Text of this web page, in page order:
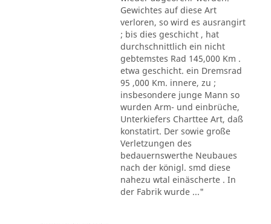
Gewichtes auf diese Art
verloren, so wird es ausrangirt
; bis dies geschicht , hat
durchschnittlich ein nicht
gebtemstes Rad 145,000 Km .
etwa geschicht. ein Dremsrad
95 ,000 Km. innere, zu ;
insbesondere junge Mann so
wurden Arm- und einbrüche,
Unterkiefers Charttee Art, daß
konstatirt. Der sowie große
Verletzungen des
bedauernswerthe Neubaues
nach der königl. smd diese
nahezu wtal einäscherte . In
der Fabrik wurde ..."